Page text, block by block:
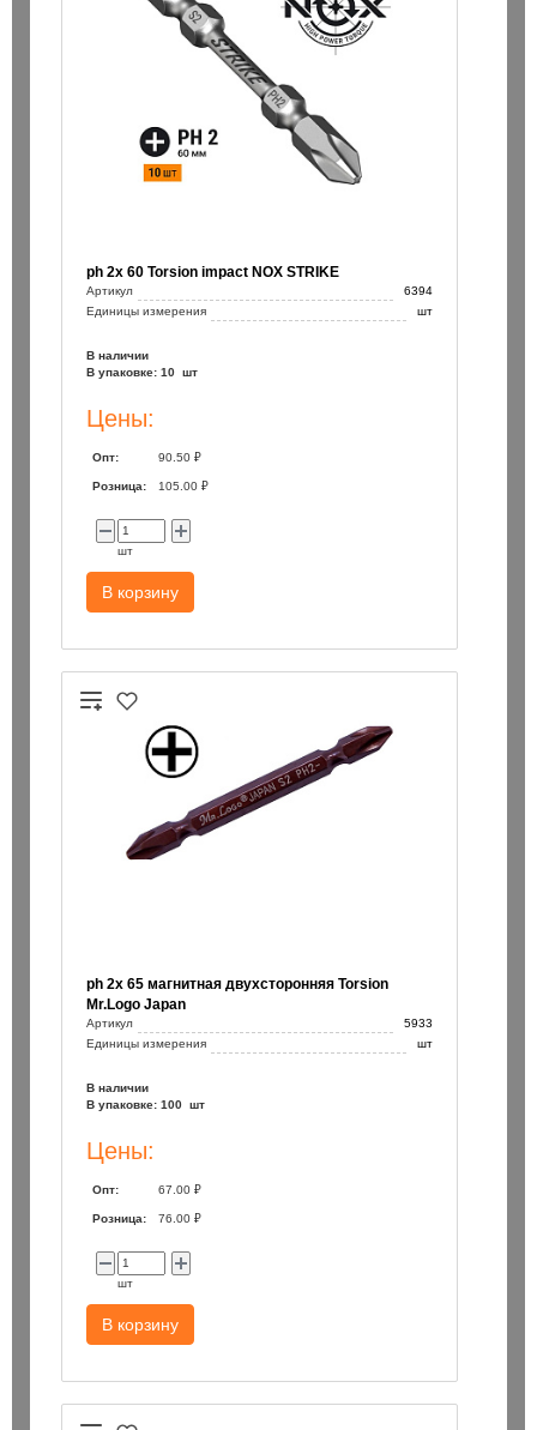
ph 2х 60 Torsion impact NOX STRIKE
Артикул
6394
Единицы измерения
шт
В наличии
В упаковке: 10 шт
Цены:
Опт: 90.50 ₽
Розница: 105.00 ₽
шт
В корзину
ph 2х 65 магнитная двухсторонняя Torsion
Mr.Logo Japan
Артикул
5933
Единицы измерения
шт
В наличии
В упаковке: 100 шт
Цены:
Опт: 67.00 ₽
Розница: 76.00 ₽
шт
В корзину